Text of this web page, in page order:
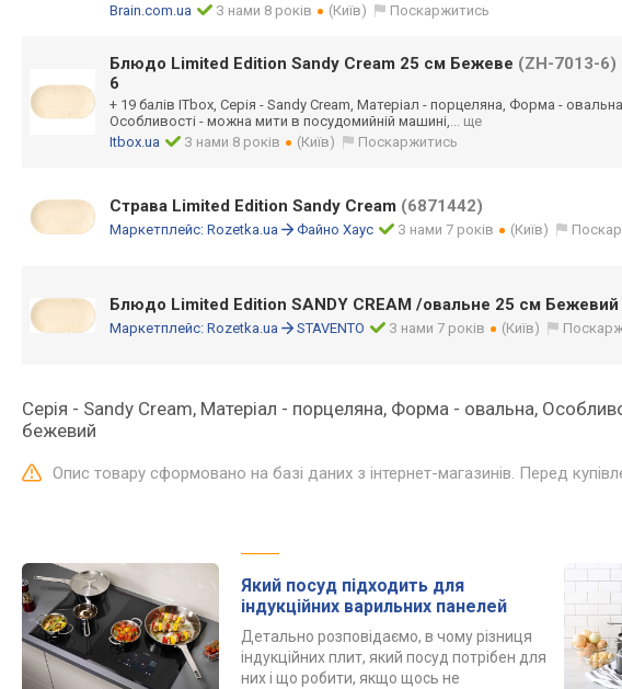
Brain.com.ua
З нами 8 років (Київ) Поскаржитись
Блюдо Limited Edition Sandy Cream 25 см Бежеве (ZH-7013-6)
6
+ 19 балів ITbox, Серія - Sandy Cream, Матеріал - порцеляна, Форма -
Особливості - можна мити в посудомийній машині,... ще
Itbox.ua
З нами 8 років (Київ) Поскаржитись
Страва Limited Edition Sandy Cream (6871442)
Маркетплейс: Rozetka.ua Файно Хаус З нами 7 років (Київ)
Блюдо Limited Edition SANDY CREAM /овальне 25 см Бежевий
Маркетплейс: Rozetka.ua STAVENTO З нами 7 років (Київ)
Серія - Sandy Cream, Матеріал - порцеляна, Форма - овальна,
бежевий
Опис товару сформовано на базі даних з інтернет-магазинів. Перед
Який посуд підходить для
індукційних варильних панелей
Детально розповідаємо, в чому різниця
індукційних плит, який посуд потрібен для
них і що робити, якщо щось не